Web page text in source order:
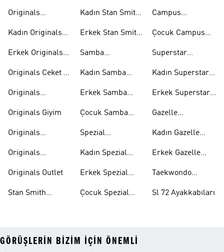
Originals
Kadın Originals
Erkek Originals
Originals Ceket &
Originals
Originals Giyim
Originals
Originals
Originals Outlet
Stan Smith
Kadın Stan Smith
Erkek Stan Smith
Samba
Kadın Samba
Erkek Samba
Çocuk Samba
Spezial
Kadın Spezial
Erkek Spezial
Çocuk Spezial
Campus
Çocuk Campus
Superstar
Kadın Superstar
Erkek Superstar
Gazelle
Kadın Gazelle
Erkek Gazelle
Taekwondo
Sl 72 Ayakkabıları
GÖRÜŞLERIN BIZIM IÇIN ÖNEMLI